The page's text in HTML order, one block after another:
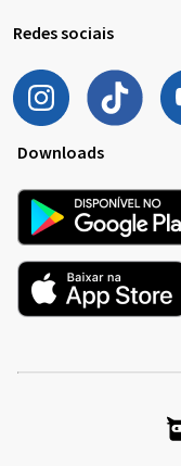
Redes sociais
Downloads